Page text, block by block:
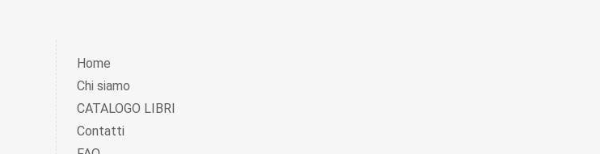
Home
Chi siamo
CATALOGO LIBRI
Contatti